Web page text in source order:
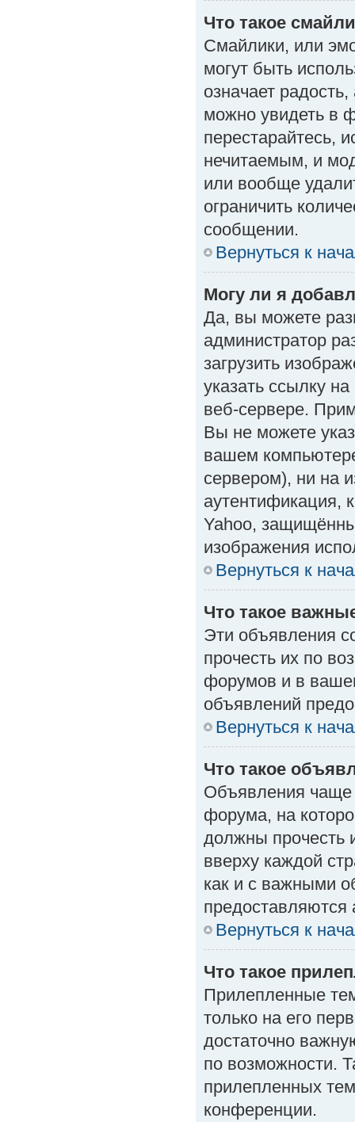
Что такое
Смайлики, или
могут быть
означает
можно увидеть в
перестарайтесь,
нечитаемым, и
или вообще
ограничить
сообщении.
Вернуться к
Могу ли я
Да, вы можете
администратор
загрузить
указать ссылку
веб-сервере.
Вы не можете
вашем
сервером), ни на
аутентификация,
Yahoo,
изображения
Вернуться к
Что такое
Эти объявления
прочесть их по
форумов и в
объявлений
Вернуться к
Что такое
Объявления
форума, на
должны прочесть
вверху каждой
как и с важными
предоставляются
Вернуться к
Что такое
Прилепленные
только на его
достаточно
по возможности.
прилепленных
конференции.